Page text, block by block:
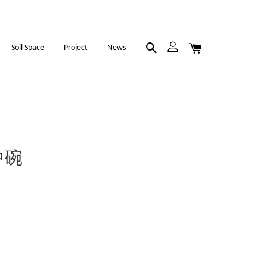
Soil Space Project News
碗